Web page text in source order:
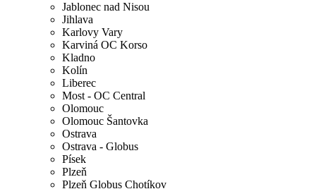
Jablonec nad Nisou
Jihlava
Karlovy Vary
Karviná OC Korso
Kladno
Kolín
Liberec
Most - OC Central
Olomouc
Olomouc Šantovka
Ostrava
Ostrava - Globus
Písek
Plzeň
Plzeň Globus Chotíkov